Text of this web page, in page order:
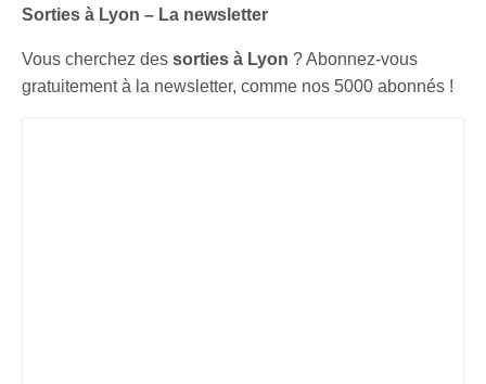
Sorties à Lyon – La newsletter
Vous cherchez dessorties à Lyon ? Abonnez-vous
gratuitement à la newsletter, comme nos 5000 abonnés !